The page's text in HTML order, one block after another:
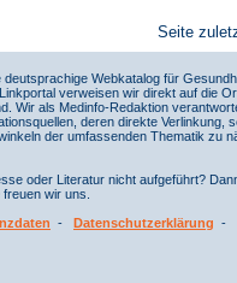
Seite
Webkatalog für
verweisen wir direkt auf die
Wir als Medinfo-Redaktion
deren direkte
der umfassenden Thematik
oder Literatur nicht aufgeführt?
wir uns.
- Datenschutzerklärung -